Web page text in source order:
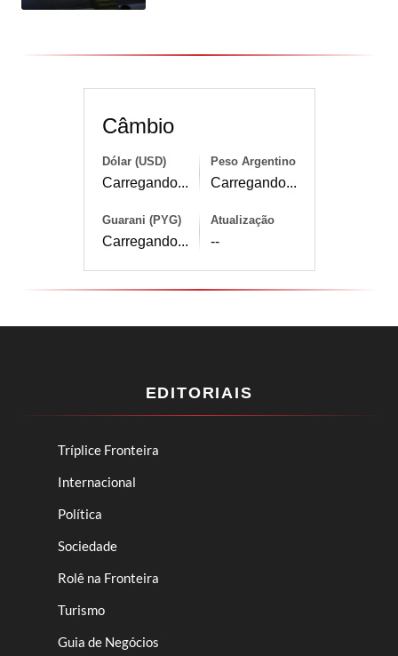
Câmbio
Dólar (USD)
Carregando...
Peso Argentino
Carregando...
Guarani (PYG)
Carregando...
Atualização
--
EDITORIAIS
Tríplice Fronteira
Internacional
Política
Sociedade
Rolê na Fronteira
Turismo
Guia de Negócios